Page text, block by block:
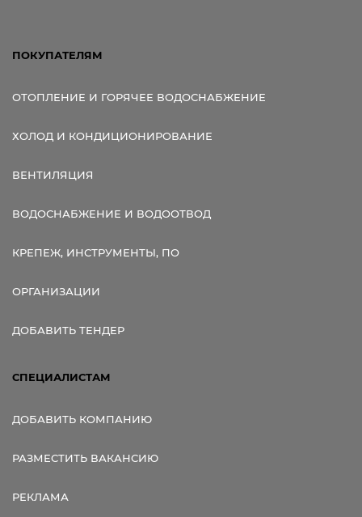
ПОКУПАТЕЛЯМ
ОТОПЛЕНИЕ И ГОРЯЧЕЕ ВОДОСНАБЖЕНИЕ
ХОЛОД И КОНДИЦИОНИРОВАНИЕ
ВЕНТИЛЯЦИЯ
ВОДОСНАБЖЕНИЕ И ВОДООТВОД
КРЕПЕЖ, ИНСТРУМЕНТЫ, ПО
ОРГАНИЗАЦИИ
ДОБАВИТЬ ТЕНДЕР
СПЕЦИАЛИСТАМ
ДОБАВИТЬ КОМПАНИЮ
РАЗМЕСТИТЬ ВАКАНСИЮ
РЕКЛАМА